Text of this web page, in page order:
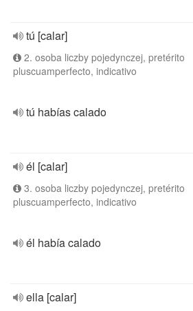
tú [calar]
2. osoba liczby pojedynczej, pretérito
pluscuamperfecto, indicativo
tú habías calado
él [calar]
3. osoba liczby pojedynczej, pretérito
pluscuamperfecto, indicativo
él había calado
ella [calar]